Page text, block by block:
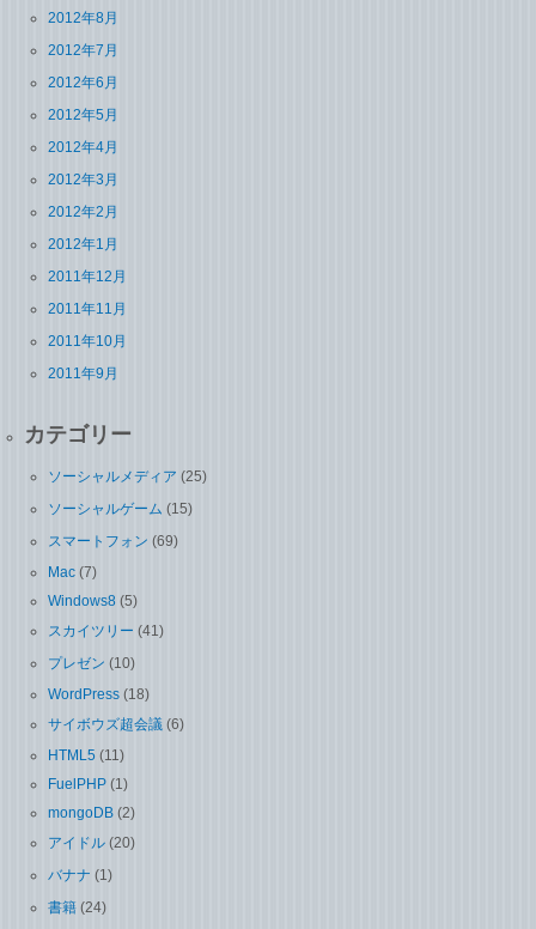
2012年8月
2012年7月
2012年6月
2012年5月
2012年4月
2012年3月
2012年2月
2012年1月
2011年12月
2011年11月
2011年10月
2011年9月
カテゴリー
ソーシャルメディア (25)
ソーシャルゲーム (15)
スマートフォン (69)
Mac (7)
Windows8 (5)
スカイツリー (41)
プレゼン (10)
WordPress (18)
サイボウズ超会議 (6)
HTML5 (11)
FuelPHP (1)
mongoDB (2)
アイドル (20)
バナナ (1)
書籍 (24)